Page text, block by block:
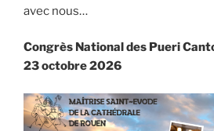
avec nous…
Congrès National des Pueri
23 octobre 2026